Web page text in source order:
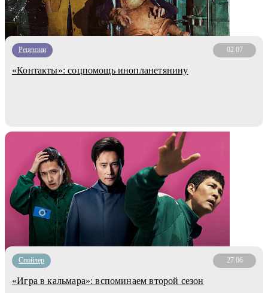
Рецензии 02.07
«Контакты»: соцпомощь инопланетянину
Cпойлер 27.06
«Игра в кальмара»: вспоминаем второй сезон